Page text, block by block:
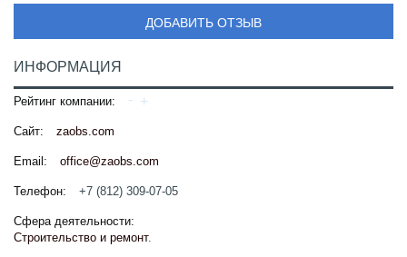
ДОБАВИТЬ ОТЗЫВ
ИНФОРМАЦИЯ
Рейтинг компании:
Сайт: zaobs.com
Email: office@zaobs.com
Телефон: +7 (812) 309-07-05
Сфера деятельности:
Строительство и ремонт.